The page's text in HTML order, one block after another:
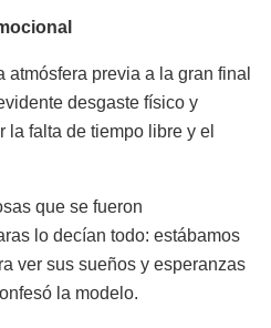
previa a la gran final
desgaste físico y
falta de tiempo libre y el
que se fueron
lo decían todo: estábamos
ver sus sueños y esperanzas
la modelo.